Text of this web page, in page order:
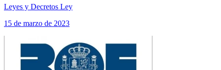
Leyes y Decretos Ley
15 de marzo de 2023